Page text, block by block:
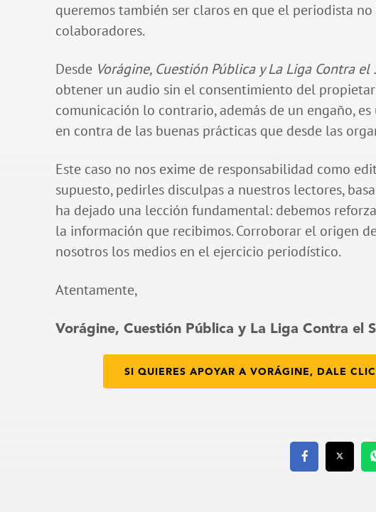
queremos también ser claros en que el periodista
colaboradores.
Desde Vorágine, Cuestión Pública y La Liga Contra
obtener un audio sin el consentimiento del
comunicación lo contrario, además de un engaño,
en contra de las buenas prácticas que desde las
Este caso no nos exime de responsabilidad como
supuesto, pedirles disculpas a nuestros lectores,
ha dejado una lección fundamental: debemos
la información que recibimos. Corroborar el origen
nosotros los medios en el ejercicio periodístico.
Atentamente,
Vorágine, Cuestión Pública y La Liga Contra el
SI QUIERES APOYAR A VORÁGINE, DALE